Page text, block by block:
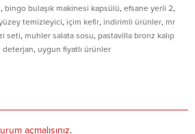
, bingo bulaşık makinesi kapsülü, efsane yerli 2,
temizleyici, içim kefir, indirimli ürünler, mr
seti, muhler salata sosu, pastavilla bronz kalıp
deterjan, uygun fiyatlı ürünler
açmalısınız.